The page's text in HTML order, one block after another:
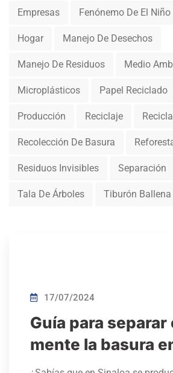
Empresas Fenónemo De El Niño
Hogar Manejo De Desechos
Manejo De Residuos Medio
Microplásticos Papel Reciclado
Producción Reciclaje
Recolección De Basura
Residuos Invisibles Separación
Tala De Árboles Tiburón Ballena
17/07/2024
Guía para
mente la basura